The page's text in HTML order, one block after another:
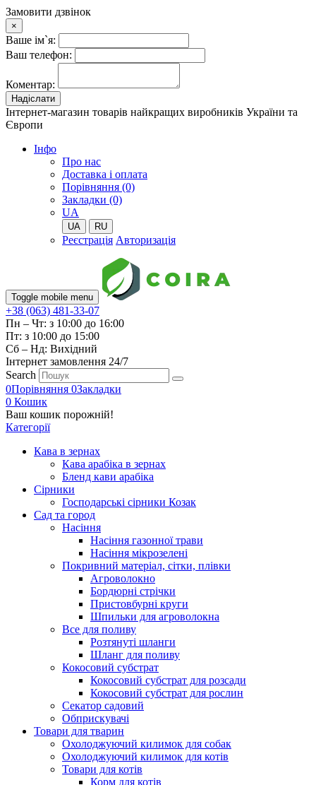
Замовити дзвінок
×
Ваше ім`я:
Ваш телефон:
Коментар:
Надіслати
Інтернет-магазин товарів найкращих виробників України та
Європи
Iнфо
Про нас
Доставка і оплата
Порівняння (0)
Закладки (0)
UA
UA RU
Реєстрація Авторизація
Toggle mobile menu
+38 (063) 481-33-07
Пн – Чт: з 10:00 до 16:00
Пт: з 10:00 до 15:00
Сб – Нд: Вихідний
Інтернет замовлення 24/7
Search
0Порівняння 0Закладки
0 Кошик
Ваш кошик порожній!
Категорії
Кава в зернах
Кава арабіка в зернах
Бленд кави арабіка
Сірники
Господарські сірники Козак
Сад та город
Насіння
Насіння газонної трави
Насіння мікрозелені
Покривний матеріал, сітки, плівки
Агроволокно
Бордюрні стрічки
Пристовбурні круги
Шпильки для агроволокна
Все для поливу
Розтянуті шланги
Шланг для поливу
Кокосовий субстрат
Кокосовий субстрат для розсади
Кокосовий субстрат для рослин
Секатор садовий
Обприскувачі
Товари для тварин
Охолоджуючий килимок для собак
Охолоджуючий килимок для котів
Товари для котів
Корм для котів